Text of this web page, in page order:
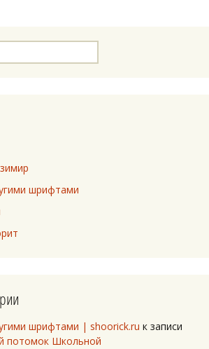
шрифтами
шрифтами | shoorick.ru к записи
потомок Школьной